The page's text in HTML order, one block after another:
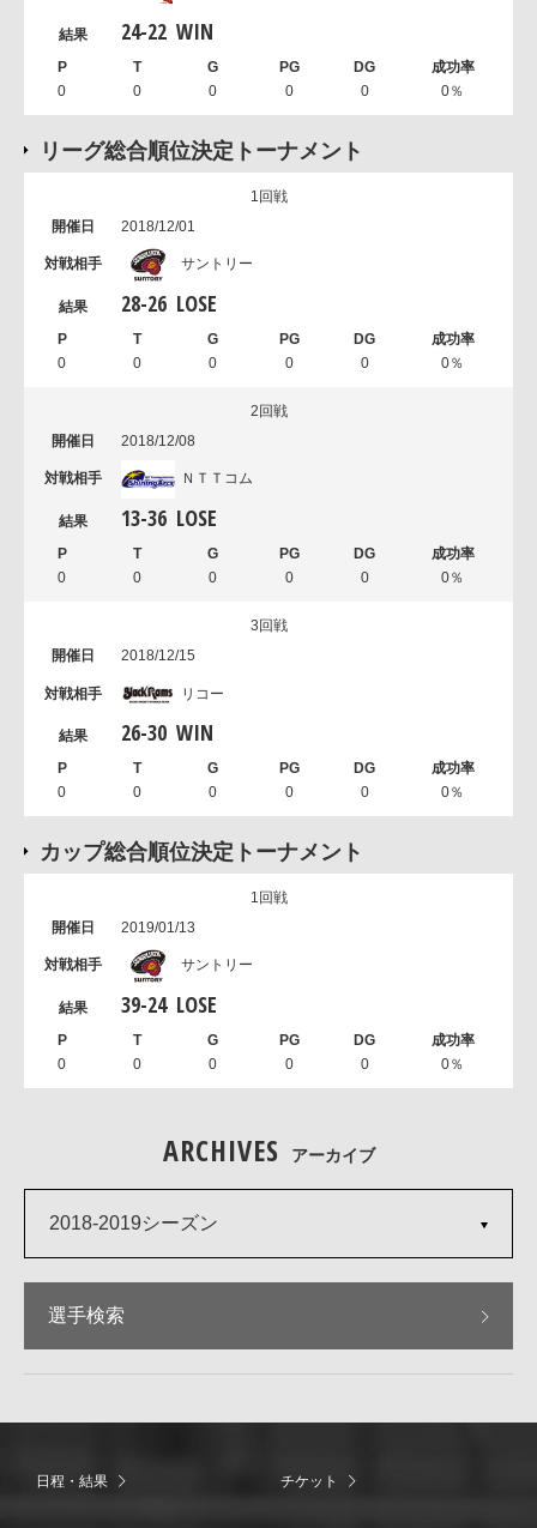
24-22 WIN
0 0 0 0 0 0％
リーグ総合順位決定トーナメント
1回戦
2018/12/01
サントリー
28-26 LOSE
0 0 0 0 0 0％
2回戦
2018/12/08
ＮＴＴコム
13-36 LOSE
0 0 0 0 0 0％
3回戦
2018/12/15
リコー
26-30 WIN
0 0 0 0 0 0％
カップ総合順位決定トーナメント
1回戦
2019/01/13
サントリー
39-24 LOSE
0 0 0 0 0 0％
ARCHIVES アーカイブ
2018-2019シーズン
選手検索
日程・結果 チケット